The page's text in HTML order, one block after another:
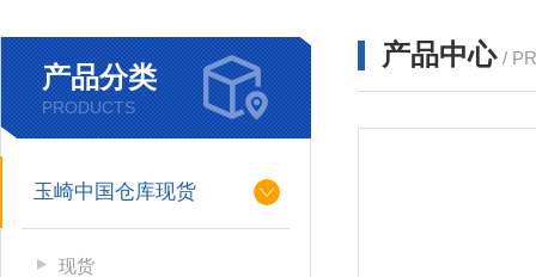
产品分类
PRODUCTS
玉崎中国仓库现货
现货
产品中心 /